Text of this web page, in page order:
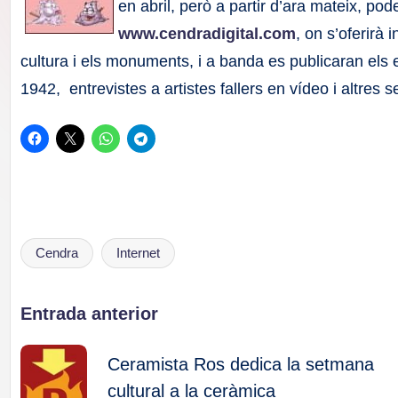
en abril, però a partir d’ara mateix,
www.cendradigital.com, on s’oferirà
cultura i els monuments, i a banda es publicaran
1942, entrevistes a artistes fallers en vídeo i altres
Etiquetas:
Cendra Internet
Navegación
de
Entrada anterior
Ceramista Ros dedica la setmana
cultural a la ceràmica